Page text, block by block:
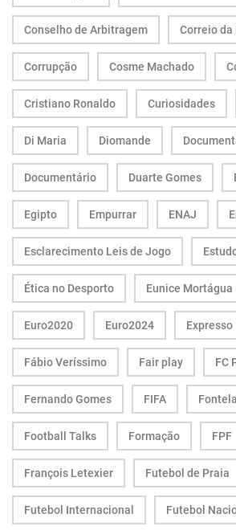
Conselho de Arbitragem Correio da
Corrupção Cosme Machado
Cristiano Ronaldo Curiosidades
Di Maria Diomande
Documentário Duarte Gomes
Egipto Empurrar ENAJ
Esclarecimento Leis de Jogo
Ética no Desporto Eunice Mortágua
Euro2020 Euro2024 Expresso
Fábio Veríssimo Fair play FC
Fernando Gomes FIFA
Football Talks Formação FPF
François Letexier Futebol de Praia
Futebol Internacional Futebol